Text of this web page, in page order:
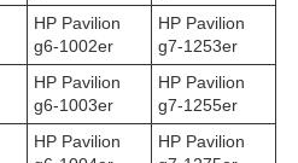
HP Pavilion
g6-1002er
HP Pavilion
g7-1253er
HP Pavilion
g6-1003er
HP Pavilion
g7-1255er
HP Pavilion
HP Pavilion